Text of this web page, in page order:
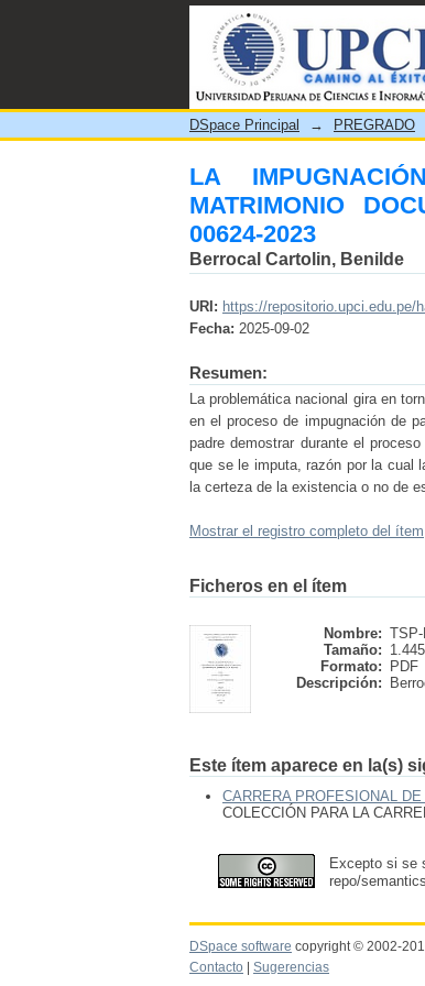
LA IMPUGNACIÓN
EXPEDIENTE
DSpace Principal → PREGRADO
LA
MATRIMONIO
00624-2023
Berrocal Cartolin, Benilde
URI: https://repositorio.upci.edu.pe/
Fecha: 2025-09-02
Resumen:
La problemática nacional gira en
en el proceso de impugnación de
padre demostrar durante el
que se le imputa, razón por la cual
la certeza de la existencia o no de
Mostrar el registro completo del ítem
Ficheros en el ítem
Nombre:
Tamaño:
Formato:
PDF
Descripción:
Este ítem aparece en la(s)
CARRERA PROFESIONAL
COLECCIÓN PARA LA
Excepto si se
repo/
DSpace software copyright © 2002-
Contacto
Sugerencias